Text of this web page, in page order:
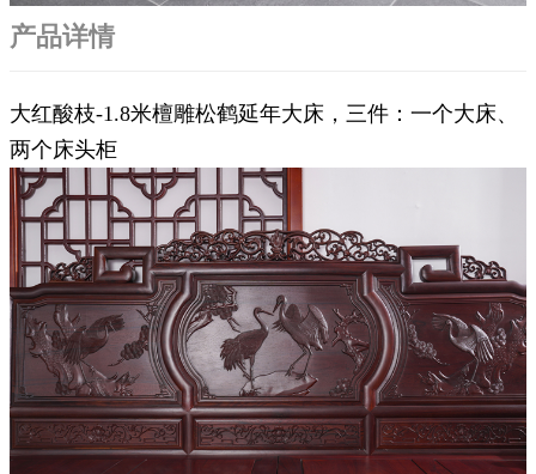
产品详情
大红酸枝-1.8米檀雕松鹤延年大床，三件：一个大床、
两个床头柜